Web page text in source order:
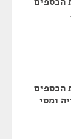
הכספים
ומסי